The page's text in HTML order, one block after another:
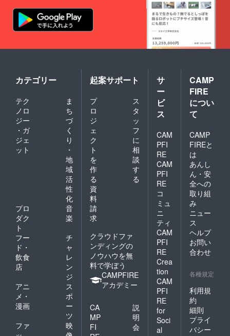
カテゴリー
テク
ノロ
ジー
・ガ
ジェ
ット
ま
ち
づ
く
り
・
地
域
活
性
化
プロ
ダク
ト
音
楽
フー
ド・
飲食
店
チ
ャ
レ
ン
ジ
アニ
メ・
漫画
ス
ポ
ー
ツ
ファ
映
起案サポート
プ
ロ
ジ
ェ
ク
ト
を
作
る
ス
タ
ッ
フ
に
相
談
す
る
資
料
請
求
クラウドファ
ンディングの
ノウハウを無
料で学ぼう
CAMPFIRE
アカデミー
CA
MP
FI
説
明
会
サ
ー
ビ
ス
CAM
PFI
RE
CAM
PFI
RE
コ
ミュ
ニ
ティ
CAM
PFI
RE
Crea
tion
CAM
PFI
RE
for
Soci
al
CAMP
FIRE
につい
て
CAMP
FIREと
は
あんし
ん・安
全への
取り組
み
ニュー
ス
ヘルプ
お問い
合わせ
各種規定
利用規
約
細則
プライ
バシー